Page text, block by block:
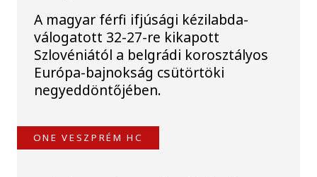
A magyar férfi ifjúsági kézilabda-
válogatott 32-27-re kikapott
Szlovéniától a belgrádi korosztályos
Európa-bajnokság csütörtöki
negyeddöntőjében.
ONE VESZPRÉM HC